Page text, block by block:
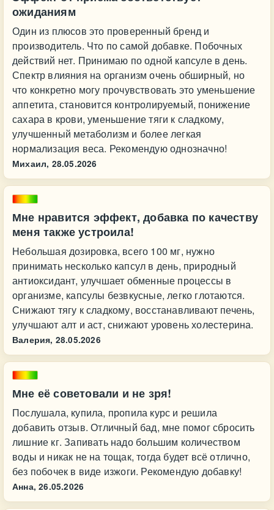
ожиданиям
Один из плюсов это проверенный бренд и
производитель. Что по самой добавке. Побочных
действий нет. Принимаю по одной капсуле в день.
Спектр влияния на организм очень обширный, но
что конкретно могу прочувствовать это уменьшение
аппетита, становится контролируемый, понижение
сахара в крови, уменьшение тяги к сладкому,
улучшенный метаболизм и более легкая
нормализация веса. Рекомендую однозначно!
Михаил, 28.05.2026
Мне нравится эффект, добавка по качеству
меня также устроила!
Небольшая дозировка, всего 100 мг, нужно
принимать несколько капсул в день, природный
антиоксидант, улучшает обменные процессы в
организме, капсулы безвкусные, легко глотаются.
Снижают тягу к сладкому, восстанавливают печень,
улучшают алт и аст, снижают уровень холестерина.
Валерия, 28.05.2026
Мне её советовали и не зря!
Послушала, купила, пропила курс и решила
добавить отзыв. Отличный бад, мне помог сбросить
лишние кг. Запивать надо большим количеством
воды и никак не на тощак, тогда будет всё отлично,
без побочек в виде изжоги. Рекомендую добавку!
Анна, 26.05.2026